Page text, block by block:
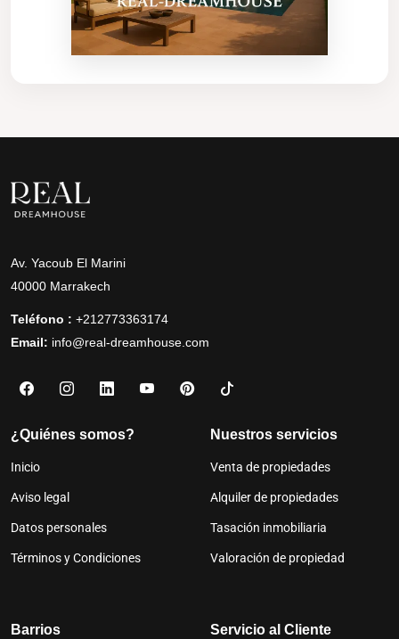
Av. Yacoub El Marini
40000 Marrakech
Teléfono : +212773363174
Email: info@real-dreamhouse.com
¿Quiénes somos?
Inicio
Aviso legal
Datos personales
Términos y Condiciones
Nuestros servicios
Venta de propiedades
Alquiler de propiedades
Tasación inmobiliaria
Valoración de propiedad
Barrios Servicio al Cliente